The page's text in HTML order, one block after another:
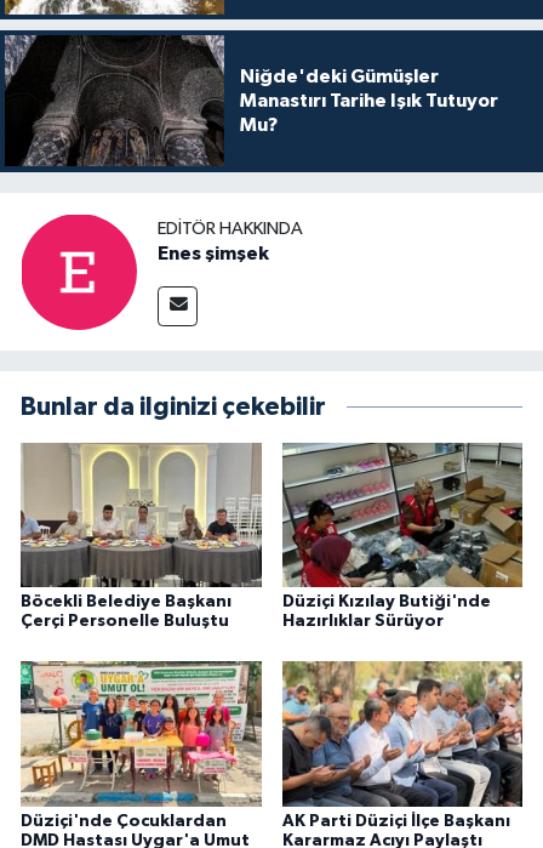
Niğde'deki Gümüşler
Manastırı Tarihe Işık Tutuyor
Mu?
EDITÖR HAKKINDA
Enes şimşek
Bunlar da ilginizi çekebilir
Böcekli Belediye Başkanı
Çerçi Personelle Buluştu
Düziçi Kızılay Butiği'nde
Hazırlıklar Sürüyor
Düziçi'nde Çocuklardan
DMD Hastası Uygar'a Umut
AK Parti Düziçi İlçe Başkanı
Kararmaz Acıyı Paylaştı